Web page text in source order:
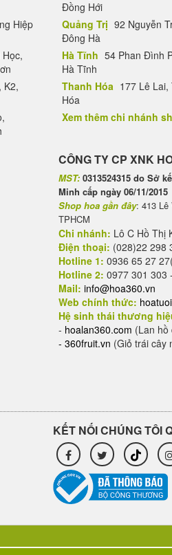
Hiệp
K2,
Đồng Hới
Quảng Trị 92 Nguyễn
Đông Hà
Hà Tĩnh 54 Phan Đình
Hà Tĩnh
Thanh Hóa 177 Lê Lai,
Hóa
Xem thêm chi nhánh
CÔNG TY CP XNK
MST: 0313524315 do Sở
Minh cấp ngày 06/11/2015
Shop hoa gần đây: 413 Lê
TPHCM
Chi nhánh: Lô C Hồ Thị
Điện thoại: (028)22 298
Hotline 1: 0936 65 27
Hotline 2: 0977 301 303
Mail: info@hoa360.vn
Web chính thức:
Hệ sinh thái thương
- hoalan360.com (Lan hồ
- 360fruit.vn (Giỏ trái cây
KẾT NỐI CHÚNG TÔI